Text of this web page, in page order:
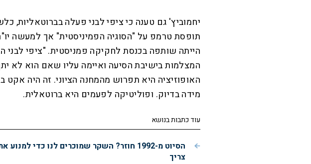
יחמוביץ' גם טענה כי ציפי לבני פעלה בברוטאליות,
תופסת טרמפ על "הסוגיה הפמיניסטית" אך למעשה
הייתה שותפה בכנסת לחקיקה פמניסטית. "ציפי לבני
המצלמות בישיבת הסיעה ואיימה עליו שאם הוא לא
האופוזיציה היא תפרוש מהמחנה הציוני. זה היה אקט
מידה בדיוק. ופוליטיקה לפעמים היא ברוטאלית.
עוד כתבות בנושא
הסיוט מ-1992 חוזר? השקר שמוכרים לנו כדי
צריך